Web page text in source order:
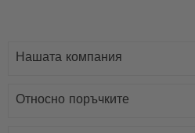
Нашата компания
Относно поръчките